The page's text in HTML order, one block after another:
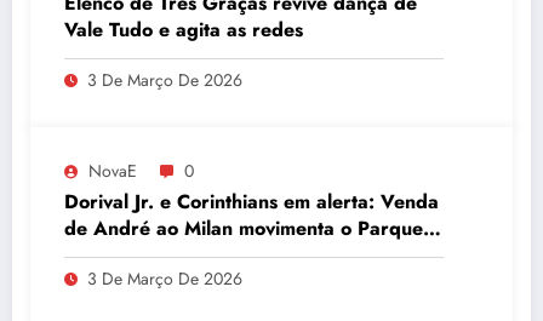
Vale Tudo e agita as redes
3 De Março De 2026
NovaE 0
Dorival Jr. e Corinthians em alerta: Venda
de André ao Milan movimenta o Parque
São Jorge
3 De Março De 2026